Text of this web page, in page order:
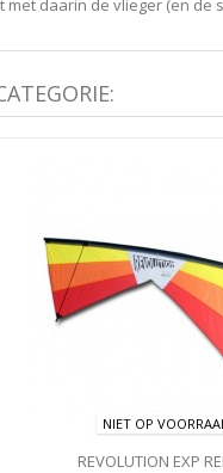
daarin de vlieger (en
NIET OP
REVOLUTION EXP